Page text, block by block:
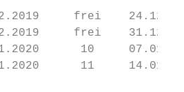
frei
frei
10
11